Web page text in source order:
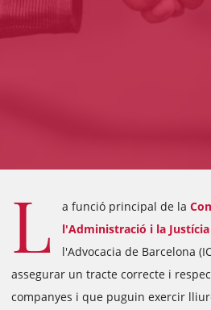
L a funció principal de la
l'Administració i la Justícia
l'Advocacia de Barcelona
assegurar un tracte correcte i
companyes i que puguin exercir